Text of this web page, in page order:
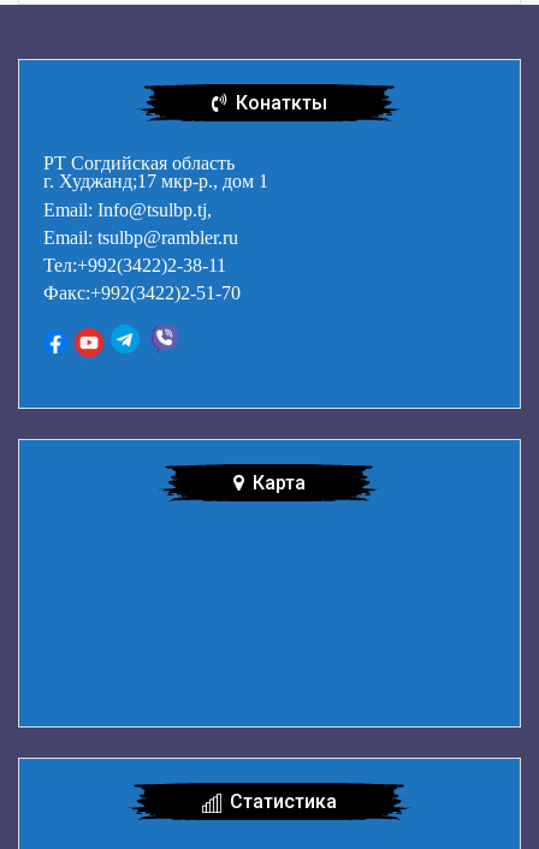
Конаткты
РТ Согдийская область
г. Худжанд;17 мкр-р., дом 1
Email: Info@tsulbp.tj,
Email: tsulbp@rambler.ru
Тел:+992(3422)2-38-11
Факс:+992(3422)2-51-70
Карта
Статистика